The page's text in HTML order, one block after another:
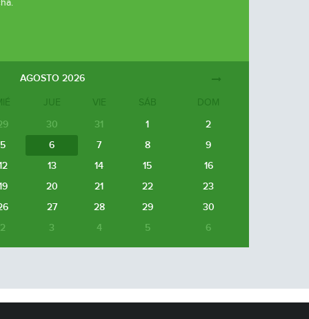
AGOSTO 2026
JUE VIE SÁB DOM
30 31 1
2
5
6 7 8
9
13 14 15
16
20 21 22
23
27 28 29
30
2
3 4 5 6